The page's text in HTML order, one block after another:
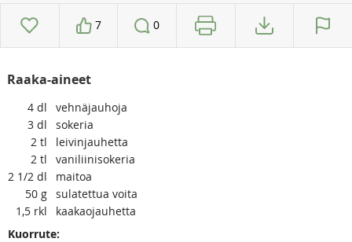
7 0
Raaka-aineet
4 dl
vehnäjauhoja
3 dl
sokeria
2 tl
leivinjauhetta
2 tl
vaniliinisokeria
2 1/2 dl
maitoa
50 g sulatettua voita
1,5 rkl
kaakaojauhetta
Kuorrute: